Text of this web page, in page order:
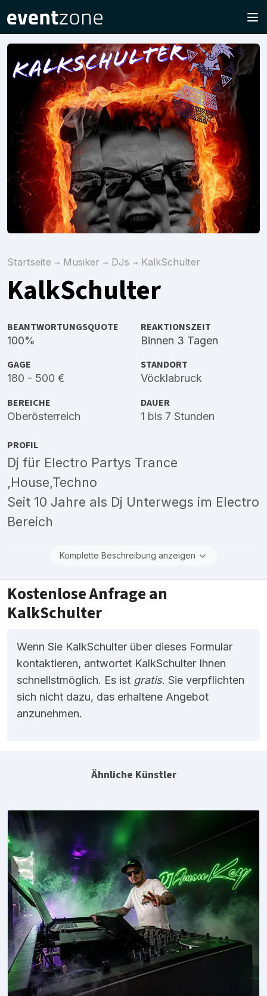
Startseite Musiker DJs KalkSchulter
KalkSchulter
BEANTWORTUNGSQUOTE
100%
REAKTIONSZEIT
Binnen 3 Tagen
GAGE
180 - 500 €
STANDORT
Vöcklabruck
BEREICHE
Oberösterreich
DAUER
1 bis 7 Stunden
PROFIL
Dj für Electro Partys Trance
,House,Techno
Seit 10 Jahre als Dj Unterwegs im Electro
Bereich
Komplette Beschreibung anzeigen
Kostenlose Anfrage an
KalkSchulter
Wenn Sie KalkSchulter über dieses Formular
kontaktieren, antwortet KalkSchulter Ihnen
schnellstmöglich. Es ist gratis. Sie verpflichten
sich nicht dazu, das erhaltene Angebot
anzunehmen.
Ähnliche Künstler